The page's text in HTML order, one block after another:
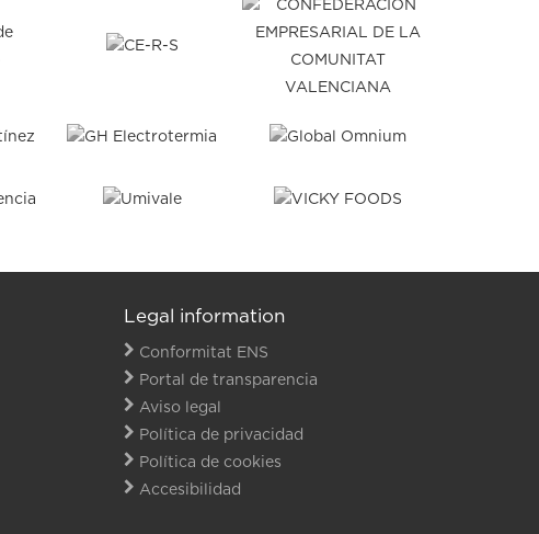
Legal information
Conformitat ENS
Portal de transparencia
Aviso legal
Política de privacidad
Política de cookies
Accesibilidad